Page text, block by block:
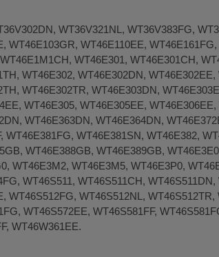
WT36V321NL, WT36V383FG,
WT46E103GR, WT46E110EE,
WT46E301, WT46E301CH,
WT46E302, WT46E302DN,
WT46E302TR, WT46E303DN,
WT46E305, WT46E305EE,
WT46E363DN, WT46E364DN,
WT46E381FG, WT46E381SN, WT46E382,
WT46E388GB, WT46E389GB,
WT46E3M2, WT46E3M5, WT46E3P0,
WT46S511, WT46S511CH,
WT46S512FG, WT46S512NL,
WT46S572EE, WT46S581FF,
WT46W361EE.